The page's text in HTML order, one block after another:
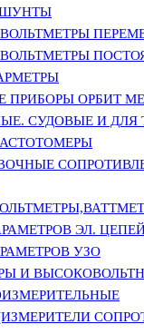
ПРИБОРЫ ОРБИТ
СУДОВЫЕ И
ЭЛ.
УЗО
И